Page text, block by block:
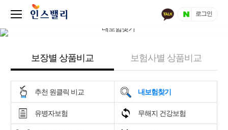
로그인
보장별 상품비교 보험사별 상품비교
추천 원클릭 비교 내보험찾기
유병자보험 무해지 건강보험